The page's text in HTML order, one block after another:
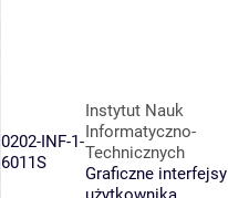
0202-INF-1-
6011S
Instytut Nauk
Informatyczno-
Technicznych
Graficzne interfejsy